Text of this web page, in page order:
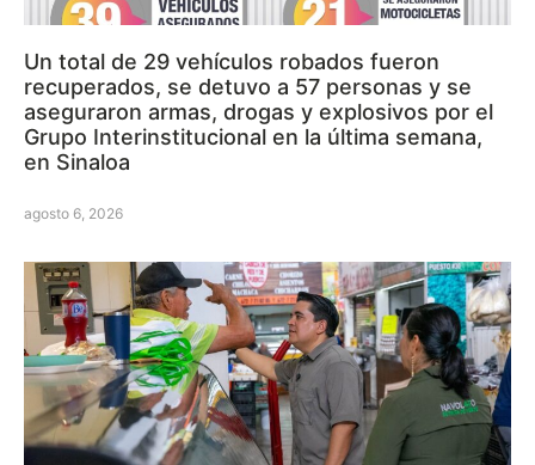
Un total de 29 vehículos robados fueron
recuperados, se detuvo a 57 personas y se
aseguraron armas, drogas y explosivos por el
Grupo Interinstitucional en la última semana,
en Sinaloa
agosto 6, 2026